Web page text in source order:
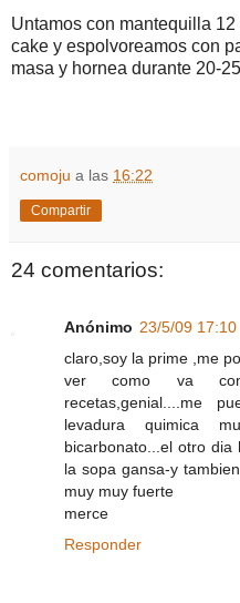
Untamos con mantequilla
cake y espolvoreamos con
masa y hornea durante 20-
comoju a las 16:22
Compartir
24 comentarios:
Anónimo 23/5/09 17:10
claro,soy la prime ,me
ver como va
recetas,genial....me
levadura quimica
bicarbonato...el otro dia
la sopa gansa-y
muy muy fuerte
merce
Responder